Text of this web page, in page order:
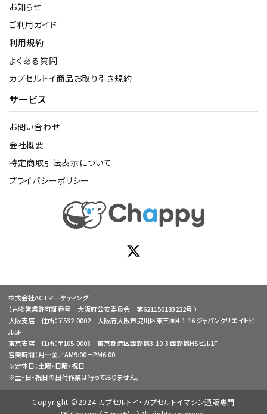
お知らせ
ご利用ガイド
利用規約
よくある質問
カプセルトイ商品お取り引き規約
サービス
お問い合わせ
会社概要
特定商取引法表示について
プライバシーポリシー
株式会社ACTマーケティング
（古物営業許可証番号 大阪府公安委員会 第621150183222号 ）
大阪支店 住所：〒532-0002 大阪府大阪市淀川区東三国4-1-16 ジャパンクリエイトビ
ル5F
東京支店 住所：〒105-0003 東京都港区西新橋3-10-3 西新橋HSビル1F
営業時間：月～金／AM9:00－PM6:00
※定休日：土曜・日曜・祝日
※土・日・祝日の出荷作業は行っておりません。
Copyright ©2024 カプセルトイ・カプセルトイマシン通販専門